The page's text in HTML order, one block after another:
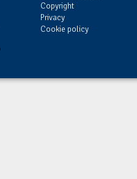
Copyright
Privacy
Cookie policy